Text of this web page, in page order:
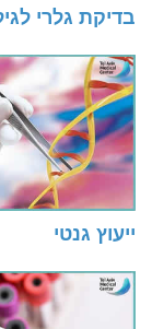
בדיקת גלרי
ייעוץ גנטי